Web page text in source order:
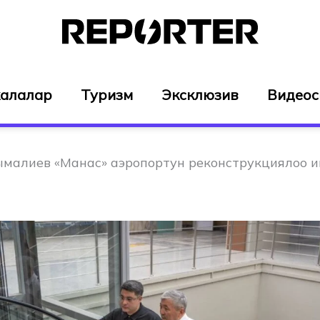
Туризм Эксклюзив
«Манас» аэропортун реконструкциялоо